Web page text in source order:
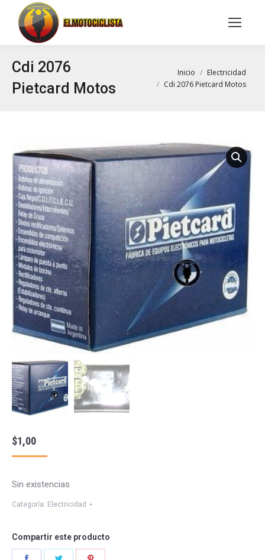
Buscar:
Cdi 2076
Pietcard Motos
Inicio
Electricidad
Cdi 2076 Pietcard Motos
$1,00
Sin existencias
Categoría: Electricidad
Compartir este producto